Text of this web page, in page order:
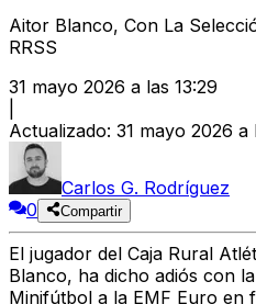
Aitor Blanco, Con La
RRSS
31 mayo 2026 a las 13:29
Actualizado: 31 mayo 2026 a
Carlos G. Rodríguez
0
Compartir
El jugador del Caja Rural
Blanco, ha dicho adiós con la
Minifútbol a la EMF Euro en